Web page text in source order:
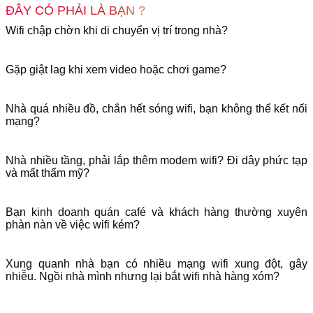
ĐÂY CÓ PHẢI LÀ BẠN ?
Wifi chập chờn khi di chuyển vị trí trong nhà?
Gặp giật lag khi xem video hoặc chơi game?
Nhà quá nhiều đồ, chắn hết sóng wifi, bạn không thể kết nối
mạng?
Nhà nhiều tầng, phải lắp thêm modem wifi? Đi dây phức tạp
và mất thẩm mỹ?
Bạn kinh doanh quán café và khách hàng thường xuyên
phàn nàn về việc wifi kém?
Xung quanh nhà bạn có nhiều mạng wifi xung đột, gây
nhiễu. Ngồi nhà mình nhưng lại bắt wifi nhà hàng xóm?